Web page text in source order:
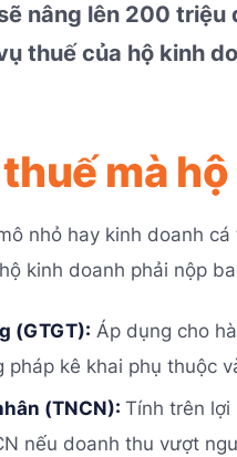
nâng lên 200
thuế của hộ kinh
thuế mà
nhỏ hay kinh doanh
kinh doanh phải nộp
(GTGT): Áp dụng cho
pháp kê khai phụ thuộc
(TNCN): Tính trên lợi
nếu doanh thu vượt